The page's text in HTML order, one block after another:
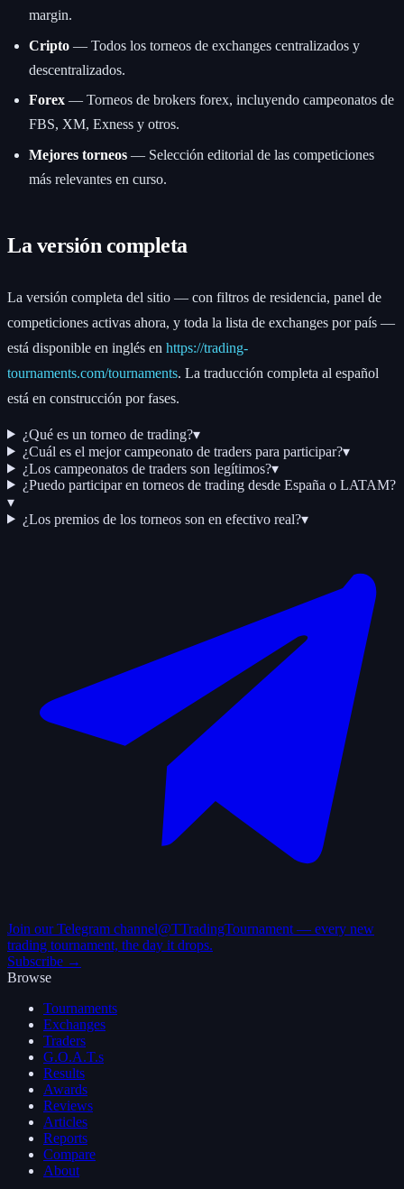
margin.
Cripto — Todos los torneos de exchanges centralizados y
descentralizados.
Forex — Torneos de brokers forex, incluyendo campeonatos de
FBS, XM, Exness y otros.
Mejores torneos — Selección editorial de las competiciones
más relevantes en curso.
La versión completa
La versión completa del sitio — con filtros de residencia, panel de
competiciones activas ahora, y toda la lista de exchanges por país —
está disponible en inglés en https://trading-
tournaments.com/tournaments. La traducción completa al español
está en construcción por fases.
¿Qué es un torneo de trading?▾
¿Cuál es el mejor campeonato de traders para participar?▾
¿Los campeonatos de traders son legítimos?▾
¿Puedo participar en torneos de trading desde España o LATAM?
▾
¿Los premios de los torneos son en efectivo real?▾
Join our Telegram channel@TTradingTournament — every new
trading tournament, the day it drops.
Subscribe →
Browse
Tournaments
Exchanges
Traders
G.O.A.T.s
Results
Awards
Reviews
Articles
Reports
Compare
About